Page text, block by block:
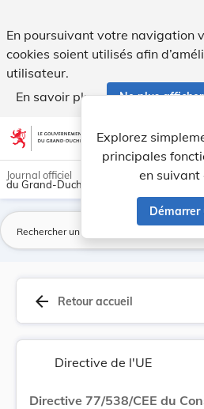
En poursuivant votre navigation
cookies soient utilisés afin
utilisateur.
En savoir plus
Ne plus
Aller au contenu account_circle
Explorez
principales
en suivant
Démarrer
Journal officiel
du Grand-Duché de Luxembourg
arrow_back Retour accueil
Directive de l'UE
Directive 77/538/CEE du